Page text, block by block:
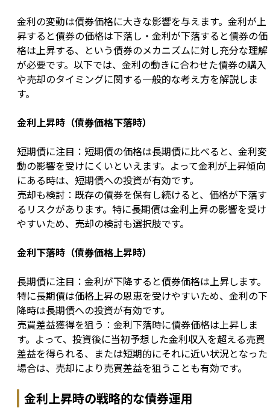
金利の変動は債券価格に大きな影響を与えます。金利が上
昇すると債券の価格は下落し・金利が下落すると債券の価
格は上昇する、という債券のメカニズムに対し充分な理解
が必要です。以下では、金利の動きに合わせた債券の購入
や売却のタイミングに関する一般的な考え方を解説しま
す。
金利上昇時（債券価格下落時）
短期債に注目：短期債の価格は長期債に比べると、金利変
動の影響を受けにくいといえます。よって金利が上昇傾向
にある時は、短期債への投資が有効です。
売却も検討：既存の債券を保有し続けると、価格が下落す
るリスクがあります。特に長期債は金利上昇の影響を受け
やすいため、売却の検討も選択肢です。
金利下落時（債券価格上昇時）
長期債に注目：金利が下降すると債券価格は上昇します。
特に長期債は価格上昇の恩恵を受けやすいため、金利の下
降時は長期債への投資が有効です。
売買差益獲得を狙う：金利下落時に債券価格は上昇しま
す。よって、投資後に当初予想した金利収入を超える売買
差益を得られる、または短期的にそれに近い状況となった
場合は、売却により売買差益を狙うことも有効です。
金利上昇時の戦略的な債券運用